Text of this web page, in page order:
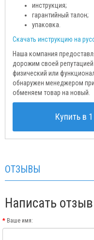
инструкция;
гарантийный талон;
упаковка.
Скачать инструкцию на
Наша компания
дорожим своей
физический или
обнаружен менеджером
обменяем товар на новый.
Купить в
ОТЗЫВЫ
Написать отзыв
Ваше имя: